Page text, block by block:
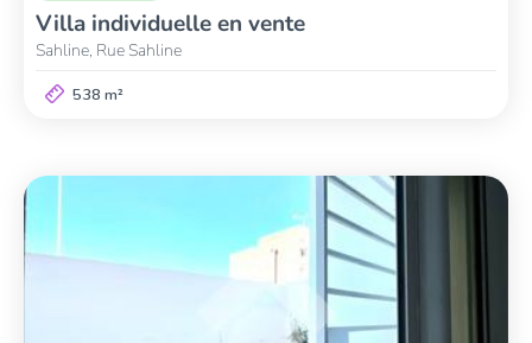
Villa individuelle en vente
Sahline, Rue Sahline
538 m²